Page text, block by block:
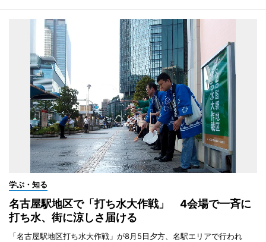
学ぶ・知る
名古屋駅地区で「打ち水大作戦」 4会場で一斉に
打ち水、街に涼しさ届ける
「名古屋駅地区打ち水大作戦」が8月5日夕方、名駅エリアで行われ